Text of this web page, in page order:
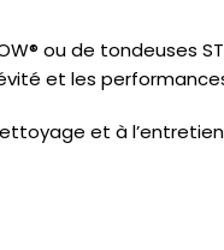
ou de tondeuses
et les
et à